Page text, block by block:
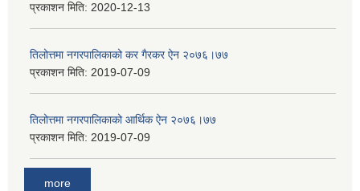
प्रकाशन मिति: 2020-12-13
तिलोत्तमा नगरपालिकाको कर गैरकर ऐन २०७६।७७
प्रकाशन मिति: 2019-07-09
तिलोत्तमा नगरपालिकाको आर्थिक ऐन २०७६।७७
प्रकाशन मिति: 2019-07-09
more